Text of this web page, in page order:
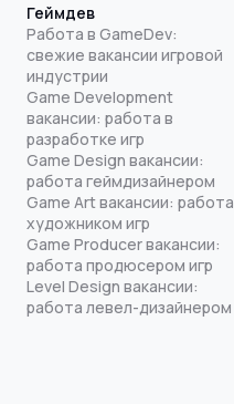
Геймдев
Работа в GameDev:
свежие вакансии игровой
индустрии
Game Development
вакансии: работа в
разработке игр
Game Design вакансии:
работа геймдизайнером
Game Art вакансии: работа
художником игр
Game Producer вакансии:
работа продюсером игр
Level Design вакансии:
работа левел-дизайнером